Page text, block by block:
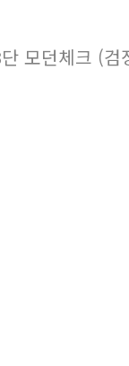
모던체크 (